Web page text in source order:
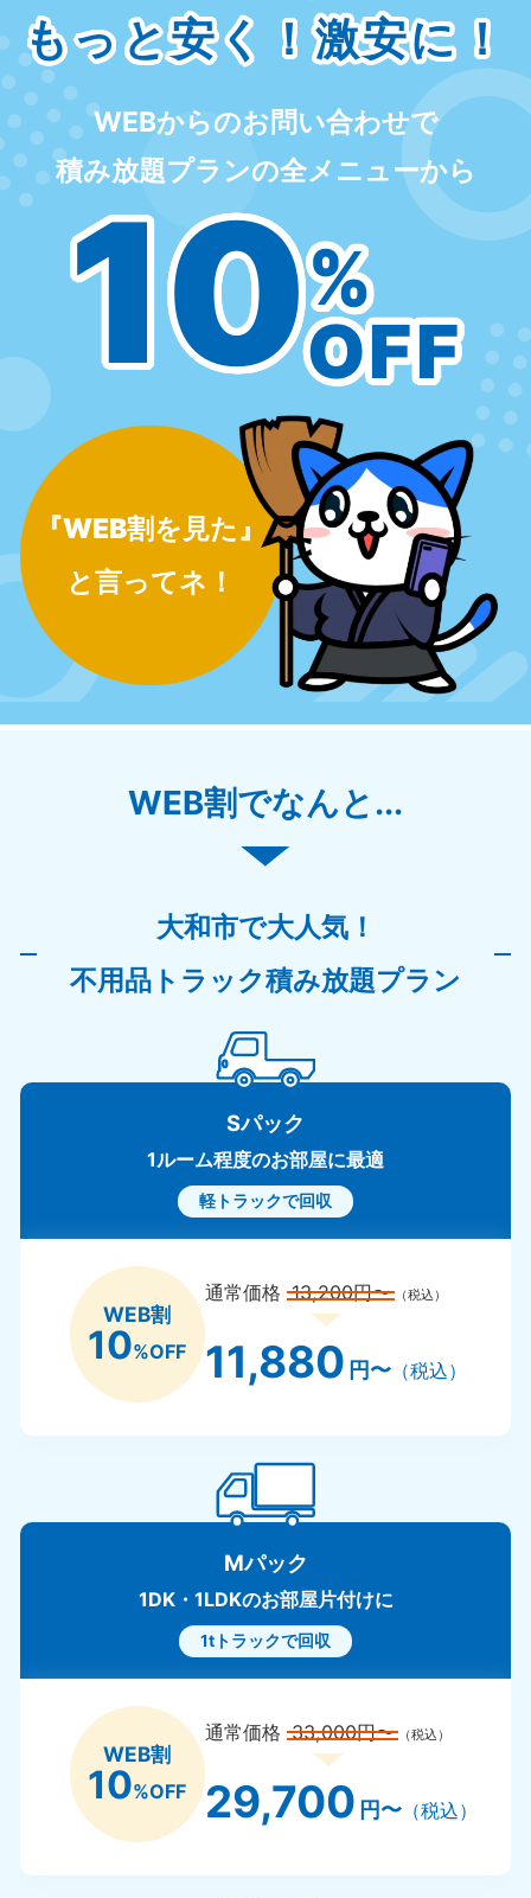
もっと安く！激安に！
WEBからのお問い合わせで
積み放題プランの全メニューから
10%
OFF
『WEB割を見た』
と言ってネ！
WEB割でなんと...
大和市で大人気！
不用品トラック積み放題プラン
Sパック
1ルーム程度のお部屋に最適
軽トラックで回収
WEB割
10%OFF
通常価格13,200円〜 （税込）
11,880 円〜（税込）
Mパック
1DK・1LDKのお部屋片付けに
1tトラックで回収
WEB割
10%OFF
通常価格33,000円〜 （税込）
29,700 円〜（税込）